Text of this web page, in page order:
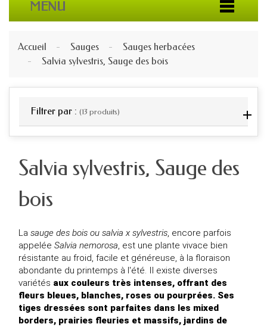
MENU
Accueil Sauges
Sauges herbacées
Salvia sylvestris, Sauge des bois
Filtrer par : (13 produits)
Salvia sylvestris, Sauge des
bois
La sauge des bois ou salvia x sylvestris, encore parfois
appelée Salvia nemorosa, est une plante vivace bien
résistante au froid, facile et généreuse, à la floraison
abondante du printemps à l'été. Il existe diverses
variétés aux couleurs très intenses, offrant des
fleurs bleues, blanches, roses ou pourprées. Ses
tiges dressées sont parfaites dans les mixed
borders, prairies fleuries et massifs, jardins de